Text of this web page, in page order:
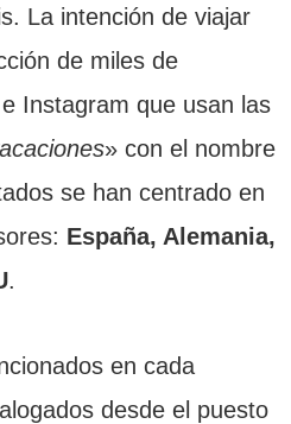
La intención de viajar
de miles de
Instagram que usan las
» con el nombre
se han centrado en
España, Alemania,
.
en cada
desde el puesto